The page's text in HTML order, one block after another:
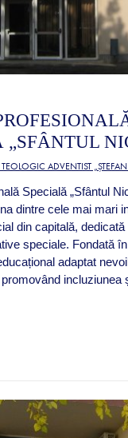
„SFÂNTUL
TEOLOGIC ADVENTIST
Specială „Sfântul
dintre cele mai mari
din capitală, dedicată
speciale. Fondată
adaptat
incluziunea